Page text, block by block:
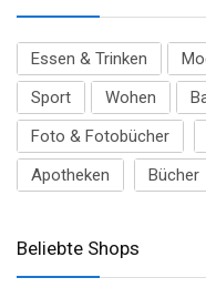
Essen & Trinken
Sport
Wohen
Foto & Fotobücher
Apotheken
Bücher
Beliebte Shops